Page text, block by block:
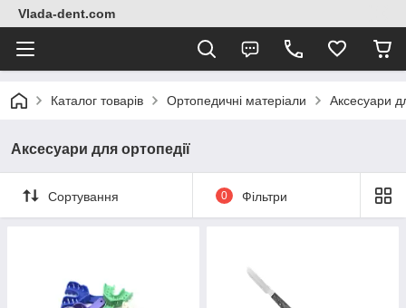
Vlada-dent.com
Каталог товарів Ортопедичні матеріали Аксесуари
Аксесуари для ортопедії
Сортування 0 Фільтри